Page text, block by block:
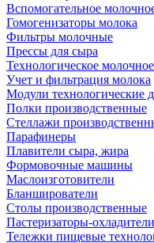
Вспомогательное
Гомогенизаторы молока
Фильтры молочные
Прессы для сыра
Технологическое
Учет и фильтрация молока
Модули технологические
Полки производственные
Стеллажи
Парафинеры
Плавители сыра, жира
Формовочные машины
Маслоизготовители
Бланширователи
Столы производственные
Пастеризаторы-
Тележки пищевые